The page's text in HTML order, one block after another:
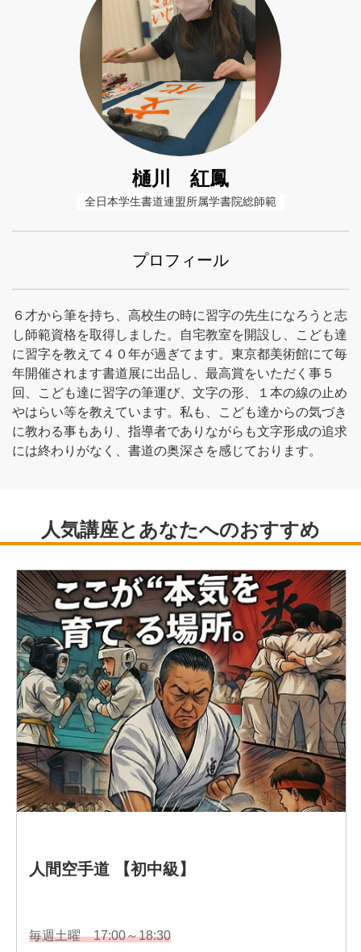
樋川 紅鳳
全日本学生書道連盟所属学書院総師範
プロフィール
６才から筆を持ち、高校生の時に習字の先生になろうと志
し師範資格を取得しました。自宅教室を開設し、こども達
に習字を教えて４０年が過ぎてます。東京都美術館にて毎
年開催されます書道展に出品し、最高賞をいただく事５
回、こども達に習字の筆運び、文字の形、１本の線の止め
やはらい等を教えています。私も、こども達からの気づき
に教わる事もあり、指導者でありながらも文字形成の追求
には終わりがなく、書道の奥深さを感じております。